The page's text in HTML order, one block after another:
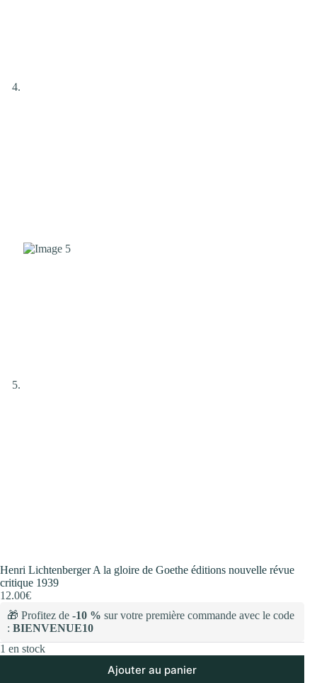
Henri Lichtenberger A la gloire de Goethe éditions nouvelle révue
critique 1939
12.00€
🎁 Profitez de -10 % sur votre première commande avec le code
: BIENVENUE10
1 en stock
Ajouter au panier